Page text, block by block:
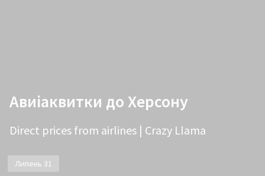
Авиіаквитки до Херсону
Direct prices from airlines | Crazy Llama
Липень 31